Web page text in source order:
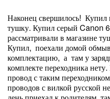
Наконец свершилось! Купил
тушку. Купил серый Canon
рассматривали в магазине
Купил, поехали домой
комплектацию, а там у
комплекте переходника
провод с таким
проводов с вилкой русской